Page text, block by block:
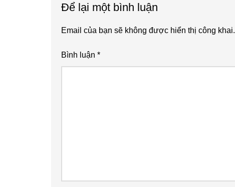
Interactions
Để lại một bình luận
Email của bạn sẽ không được hiển thị công khai.
Bình luận *